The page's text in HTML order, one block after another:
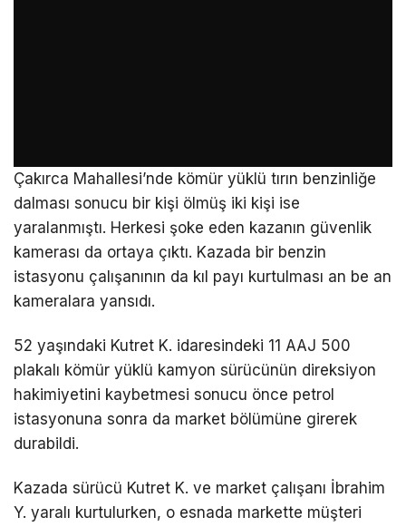
Çakırca Mahallesi’nde kömür yüklü tırın benzinliğe
dalması sonucu bir kişi ölmüş iki kişi ise
yaralanmıştı. Herkesi şoke eden kazanın güvenlik
kamerası da ortaya çıktı. Kazada bir benzin
istasyonu çalışanının da kıl payı kurtulması an be an
kameralara yansıdı.
52 yaşındaki Kutret K. idaresindeki 11 AAJ 500
plakalı kömür yüklü kamyon sürücünün direksiyon
hakimiyetini kaybetmesi sonucu önce petrol
istasyonuna sonra da market bölümüne girerek
durabildi.
Kazada sürücü Kutret K. ve market çalışanı İbrahim
Y. yaralı kurtulurken, o esnada markette müşteri